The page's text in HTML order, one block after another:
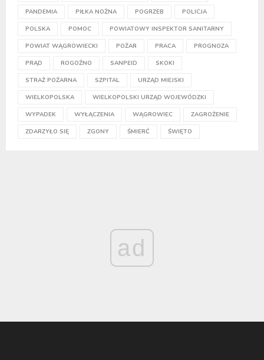
PANDEMIA PIŁKA NOŻNA POGRZEB POLICJA
POLSKA POMOC POWIATOWY INSPEKTOR SANITARNY
POWIAT WĄGROWIECKI POŻAR PRACA PROGNOZA
PRĄD ROGOŹNO SANPEID SKOKI
STRAŻ POŻARNA SZPITAL URZĄD MIEJSKI
WIELKOPOLSKA WIELKOPOLSKI URZĄD WOJEWÓDZKI
WYPADEK WYŁĄCZENIA WĄGROWIEC ZAGROŻENIE
ZDARZYŁO SIĘ ZGONY ŚMIERĆ ŚWIĘTO
ad